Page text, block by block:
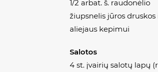
1/2 arbat. š. raudonėlio
žiupsnelis jūros
aliejaus kepimui
Salotos
4 st. įvairių salotų lapų